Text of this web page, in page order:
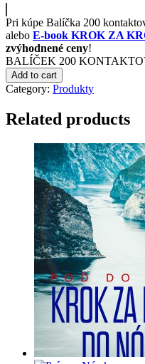
Pri kúpe Balíčka 200
alebo E-book KROK ZA
zvýhodnené ceny!
BALÍČEK 200
Add to cart
Category: Produkty
Related products